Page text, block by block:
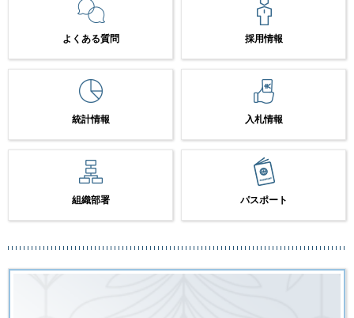
よくある質問 採用情報
統計情報 入札情報
組織部署 パスポート